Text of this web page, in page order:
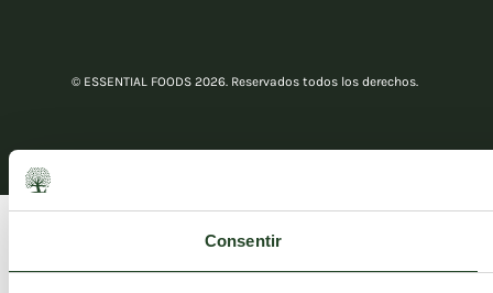
Consentir
© ESSENTIAL FOODS 2026. Reservados todos los derechos.